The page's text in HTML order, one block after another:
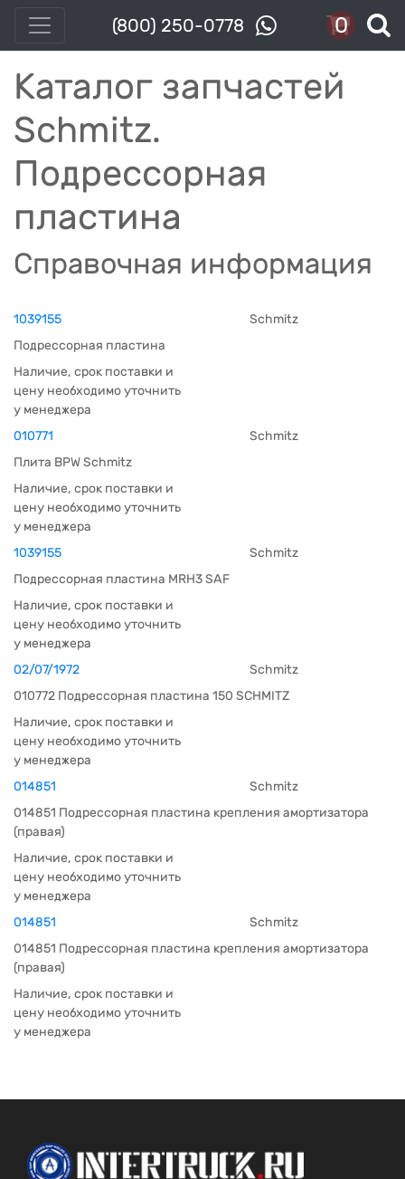
(800) 250-0778 0
Каталог запчастей
Schmitz.
Подрессорная
пластина
Справочная информация
1039155
Schmitz
Подрессорная пластина
Наличие, срок поставки и
цену необходимо уточнить
у менеджера
010771
Schmitz
Плита BPW Schmitz
Наличие, срок поставки и
цену необходимо уточнить
у менеджера
1039155
Schmitz
Подрессорная пластина MRH3 SAF
Наличие, срок поставки и
цену необходимо уточнить
у менеджера
02/07/1972
Schmitz
010772 Подрессорная пластина 150 SCHMITZ
Наличие, срок поставки и
цену необходимо уточнить
у менеджера
014851
Schmitz
014851 Подрессорная пластина крепления амортизатора
(правая)
Наличие, срок поставки и
цену необходимо уточнить
у менеджера
014851
Schmitz
014851 Подрессорная пластина крепления амортизатора
(правая)
Наличие, срок поставки и
цену необходимо уточнить
у менеджера